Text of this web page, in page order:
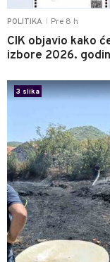
POLITIKA Pre 8 h
CIK objavio kako
izbore 2026.
3 slika